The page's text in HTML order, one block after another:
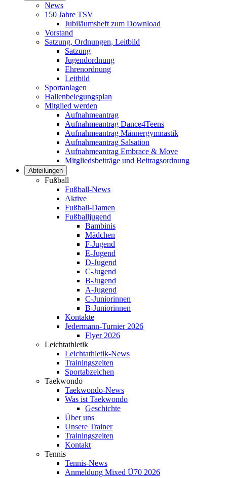
News
150 Jahre TSV
Jubiläumsheft zum Download
Vorstand
Satzung, Ordnungen, Leitbild
Satzung
Jugendordnung
Ehrenordnung
Leitbild
Sportanlagen
Hallenbelegungsplan
Mitglied werden
Aufnahmeantrag
Aufnahmeantrag Dance4Teens
Aufnahmeantrag Männergymnastik
Aufnahmeantrag Salsation
Aufnahmeantrag Embrace & Move
Mitgliedsbeiträge und Beitragsordnung
Abteilungen
Fußball
Fußball-News
Aktive
Fußball-Damen
Fußballjugend
Bambinis
Mädchen
F-Jugend
E-Jugend
D-Jugend
C-Jugend
B-Jugend
A-Jugend
C-Juniorinnen
B-Juniorinnen
Kontakte
Jedermann-Turnier 2026
Flyer 2026
Leichtathletik
Leichtathletik-News
Trainingszeiten
Sportabzeichen
Taekwondo
Taekwondo-News
Was ist Taekwondo
Geschichte
Über uns
Unsere Trainer
Trainingszeiten
Kontakt
Tennis
Tennis-News
Anmeldung Mixed Ü70 2026